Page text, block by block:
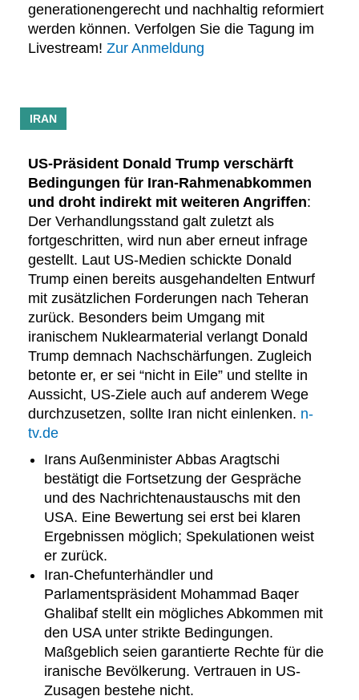
generationengerecht und nachhaltig reformiert
werden können. Verfolgen Sie die Tagung im
Livestream! Zur Anmeldung
IRAN
US-Präsident Donald Trump verschärft
Bedingungen für Iran-Rahmenabkommen
und droht indirekt mit weiteren Angriffen:
Der Verhandlungsstand galt zuletzt als
fortgeschritten, wird nun aber erneut infrage
gestellt. Laut US-Medien schickte Donald
Trump einen bereits ausgehandelten Entwurf
mit zusätzlichen Forderungen nach Teheran
zurück. Besonders beim Umgang mit
iranischem Nuklearmaterial verlangt Donald
Trump demnach Nachschärfungen. Zugleich
betonte er, er sei “nicht in Eile” und stellte in
Aussicht, US-Ziele auch auf anderem Wege
durchzusetzen, sollte Iran nicht einlenken. n-
tv.de
Irans Außenminister Abbas Aragtschi
bestätigt die Fortsetzung der Gespräche
und des Nachrichtenaustauschs mit den
USA. Eine Bewertung sei erst bei klaren
Ergebnissen möglich; Spekulationen weist
er zurück.
Iran-Chefunterhändler und
Parlamentspräsident Mohammad Baqer
Ghalibaf stellt ein mögliches Abkommen mit
den USA unter strikte Bedingungen.
Maßgeblich seien garantierte Rechte für die
iranische Bevölkerung. Vertrauen in US-
Zusagen bestehe nicht.